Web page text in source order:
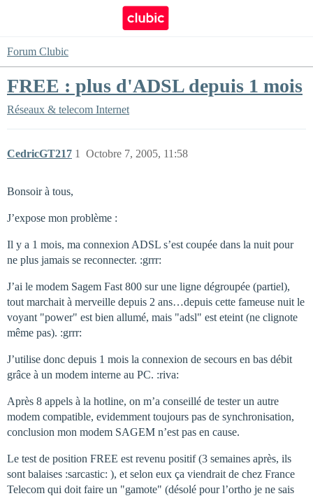
Forum Clubic
FREE : plus d'ADSL depuis 1 mois
Réseaux & telecom Internet
CedricGT217 Octobre 7, 2005, 11:58
1
Bonsoir à tous,
J’expose mon problème :
Il y a 1 mois, ma connexion ADSL s’est coupée dans la nuit pour
ne plus jamais se reconnecter. :grrr:
J’ai le modem Sagem Fast 800 sur une ligne dégroupée (partiel),
tout marchait à merveille depuis 2 ans…depuis cette fameuse nuit le
voyant "power" est bien allumé, mais "adsl" est eteint (ne clignote
même pas). :grrr:
J’utilise donc depuis 1 mois la connexion de secours en bas débit
grâce à un modem interne au PC. :riva:
Après 8 appels à la hotline, on m’a conseillé de tester un autre
modem compatible, evidemment toujours pas de synchronisation,
conclusion mon modem SAGEM n’est pas en cause.
Le test de position FREE est revenu positif (3 semaines après, ils
sont balaises :sarcastic: ), et selon eux ça viendrait de chez France
Telecom qui doit faire un "gamote" (désolé pour l’ortho je ne sais